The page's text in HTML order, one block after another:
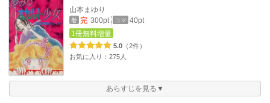
山本まゆり
巻 完 300pt コマ 40pt
1冊無料増量
5.0 （2件）
お気に入り：275人
あらすじを見る▼